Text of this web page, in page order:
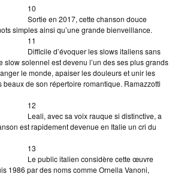
10
Sortie en 2017, cette chanson douce
simples ainsi qu’une grande bienveillance.
11
Difficile d’évoquer les slows italiens sans
slow solennel est devenu l’un des ses plus grands
le monde, apaiser les douleurs et unir les
de son répertoire romantique. Ramazzotti
12
Leali, avec sa voix rauque si distinctive, a
est rapidement devenue en Italie un cri du
13
Le public italien considère cette œuvre
1986 par des noms comme Ornella Vanoni,